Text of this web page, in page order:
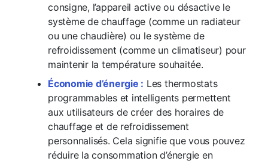
consigne, l’appareil active ou désactive le
système de chauffage (comme un radiateur
ou une chaudière) ou le système de
refroidissement (comme un climatiseur) pour
maintenir la température souhaitée.
Économie d’énergie : Les thermostats
programmables et intelligents permettent
aux utilisateurs de créer des horaires de
chauffage et de refroidissement
personnalisés. Cela signifie que vous pouvez
réduire la consommation d’énergie en